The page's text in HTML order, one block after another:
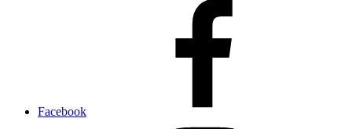
Facebook